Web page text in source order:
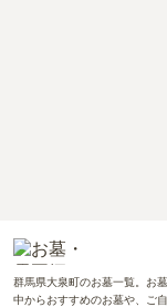
群馬県大泉町のお墓一覧。お
中からおすすめのお墓や、ご